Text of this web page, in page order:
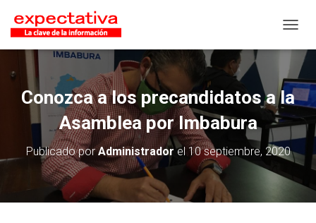
Conozca a los precandidatos a la
Asamblea por Imbabura
Publicado porAdministradorel10 septiembre, 2020